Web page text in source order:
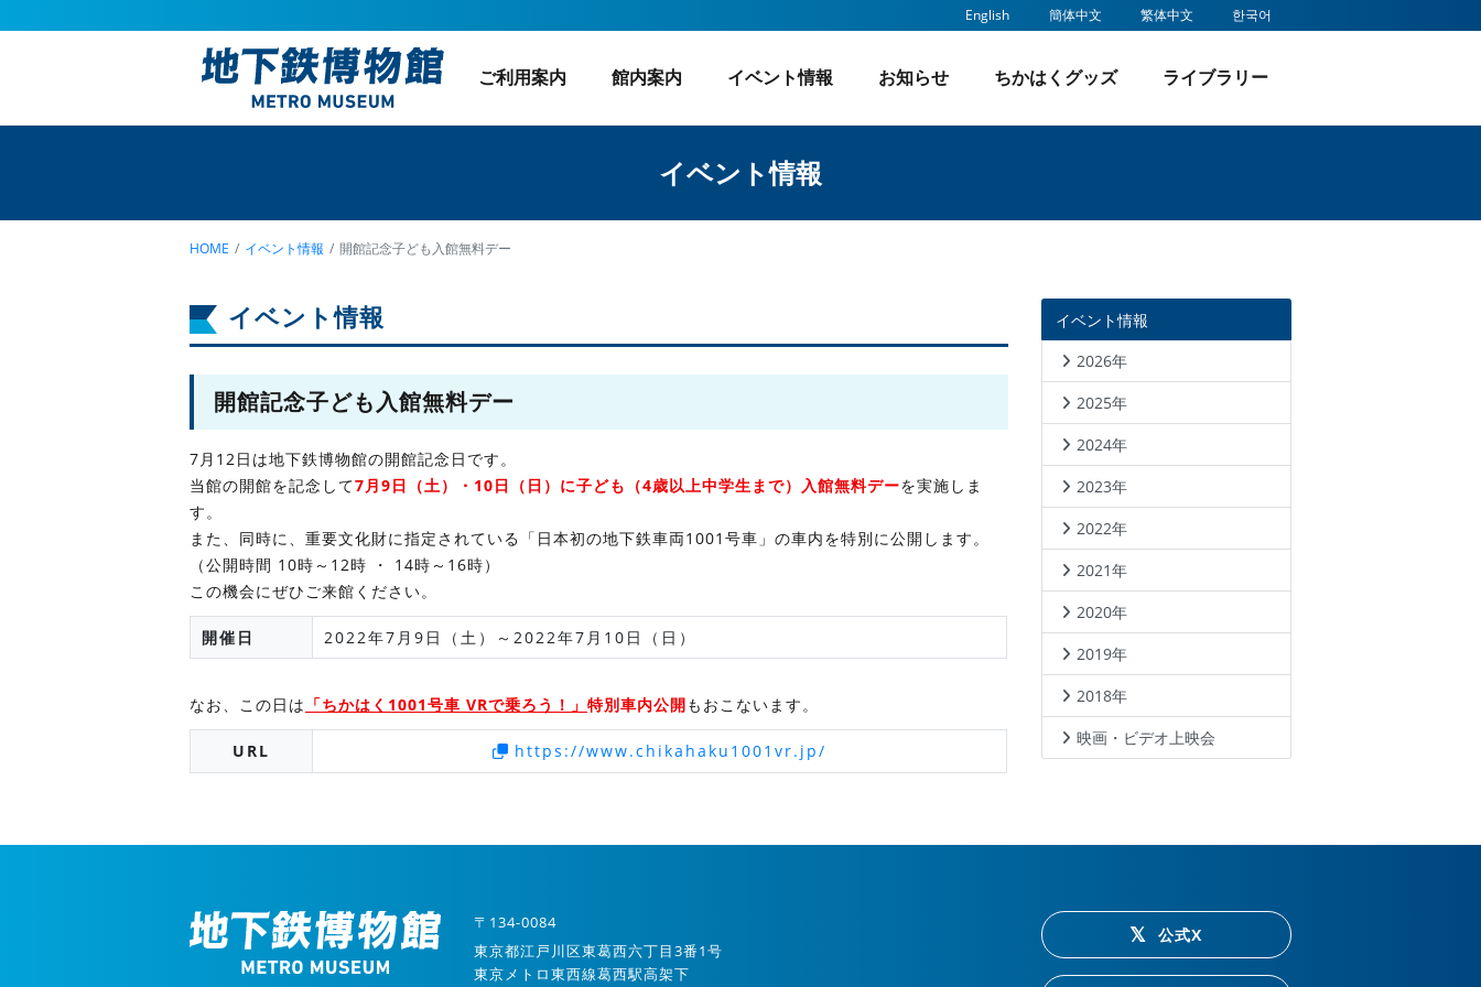
English 簡体中文 繁体中文 한국어
ご利用案内 館内案内 イベント情報 お知らせ ちかはくグッズ ライブラリー
イベント情報
HOME イベント情報 開館記念子ども入館無料デー
イベント情報
開館記念子ども入館無料デー
7月12日は地下鉄博物館の開館記念日です。
当館の開館を記念して7月9日（土）・10日（日）に子ども（4歳以上中学生まで）入館無料デーを実施しま
す。
また、同時に、重要文化財に指定されている「日本初の地下鉄車両1001号車」の車内を特別に公開します。
（公開時間 10時～12時 ・ 14時～16時）
この機会にぜひご来館ください。
開催日 2022年7月9日（土）～2022年7月10日（日）
なお、この日は 「ちかはく1001号車 VRで乗ろう！」 特別車内公開もおこないます。
URL https://www.chikahaku1001vr.jp/
イベント情報
2026年
2025年
2024年
2023年
2022年
2021年
2020年
2019年
2018年
映画・ビデオ上映会
〒134-0084
東京都江戸川区東葛西六丁目3番1号
東京メトロ東西線葛西駅高架下
公式X